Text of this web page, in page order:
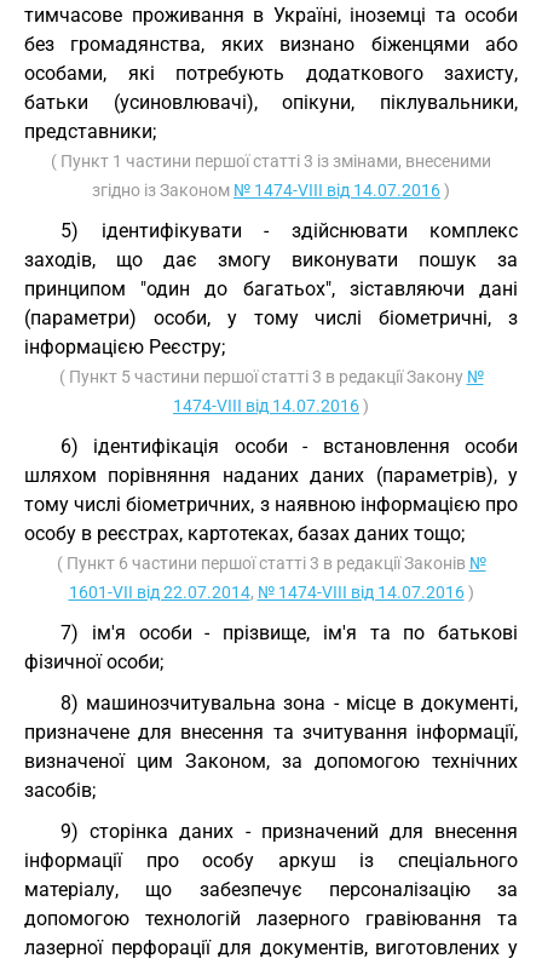
тимчасове проживання в Україні, іноземці та особи
без громадянства, яких визнано біженцями або
особами, які потребують додаткового захисту,
батьки (усиновлювачі), опікуни, піклувальники,
представники;
( Пункт 1 частини першої статті 3 із змінами, внесеними
згідно із Законом № 1474-VIII від 14.07.2016)
5) ідентифікувати - здійснювати комплекс
заходів, що дає змогу виконувати пошук за
принципом "один до багатьох", зіставляючи дані
(параметри) особи, у тому числі біометричні, з
інформацією Реєстру;
( Пункт 5 частини першої статті 3 в редакції Закону №
1474-VIII від 14.07.2016)
6) ідентифікація особи - встановлення особи
шляхом порівняння наданих даних (параметрів), у
тому числі біометричних, з наявною інформацією про
особу в реєстрах, картотеках, базах даних тощо;
( Пункт 6 частини першої статті 3 в редакції Законів №
1601-VII від 22.07.2014, № 1474-VIII від 14.07.2016)
7) ім'я особи - прізвище, ім'я та по батькові
фізичної особи;
8) машинозчитувальна зона - місце в документі,
призначене для внесення та зчитування інформації,
визначеної цим Законом, за допомогою технічних
засобів;
9) сторінка даних - призначений для внесення
інформації про особу аркуш із спеціального
матеріалу, що забезпечує персоналізацію за
допомогою технологій лазерного гравіювання та
лазерної перфорації для документів, виготовлених у